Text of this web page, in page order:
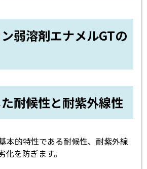
弱溶剤エナメルGTの
耐候性と耐紫外線性
本的特性である耐候性、耐紫外線
を防ぎます。